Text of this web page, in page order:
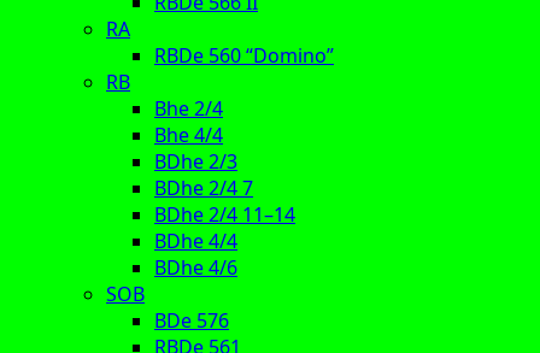
RA
RBDe 560 “Domino”
RB
Bhe 2/4
Bhe 4/4
BDhe 2/3
BDhe 2/4 7
BDhe 2/4 11–14
BDhe 4/4
BDhe 4/6
SOB
BDe 576
RBDe 561